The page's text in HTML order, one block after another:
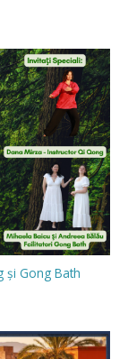
și Gong Bath